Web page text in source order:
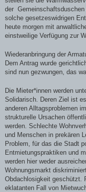
der
solche gesetzeswidrigen
heute morgen mit
einstweilige Verfügung zur
Wiederanbringung der
Dem Antrag wurde
sind nun gezwungen, das
Die Mieter*innen werden
Solidarisch. Deren Ziel ist
anderen Alltagsproblemen
strukturelle Ursachen
werden. Schlechte
und Menschen in prekären
Problem, für das die Stadt
Entmietungspraktiken und
werden hier weder
Wohnungsmarkt
Obdachlosigkeit geschützt.
eklatanten Fall von